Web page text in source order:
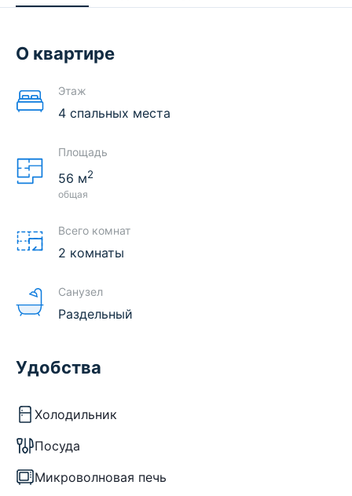
О квартире
Этаж
4 спальных места
Площадь
56 м2
общая
Всего комнат
2 комнаты
Санузел
Раздельный
Удобства
Холодильник
Посуда
Микроволновая печь